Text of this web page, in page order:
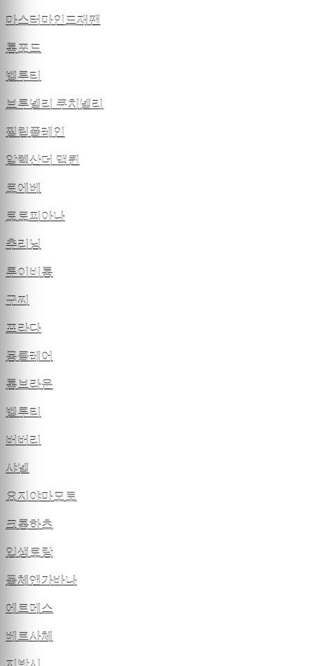
마스터마인드재팬
톰포드
벨루티
브루넬리 쿠치넬리
필립플레인
알렉산더 맥퀸
로에베
로로피아나
추리닝
루이비통
구찌
프라다
몽클레어
톰브라운
벨루티
버버리
샤넬
요지야마모토
크롬하츠
입생로랑
돌체앤가바나
에르메스
베르사체